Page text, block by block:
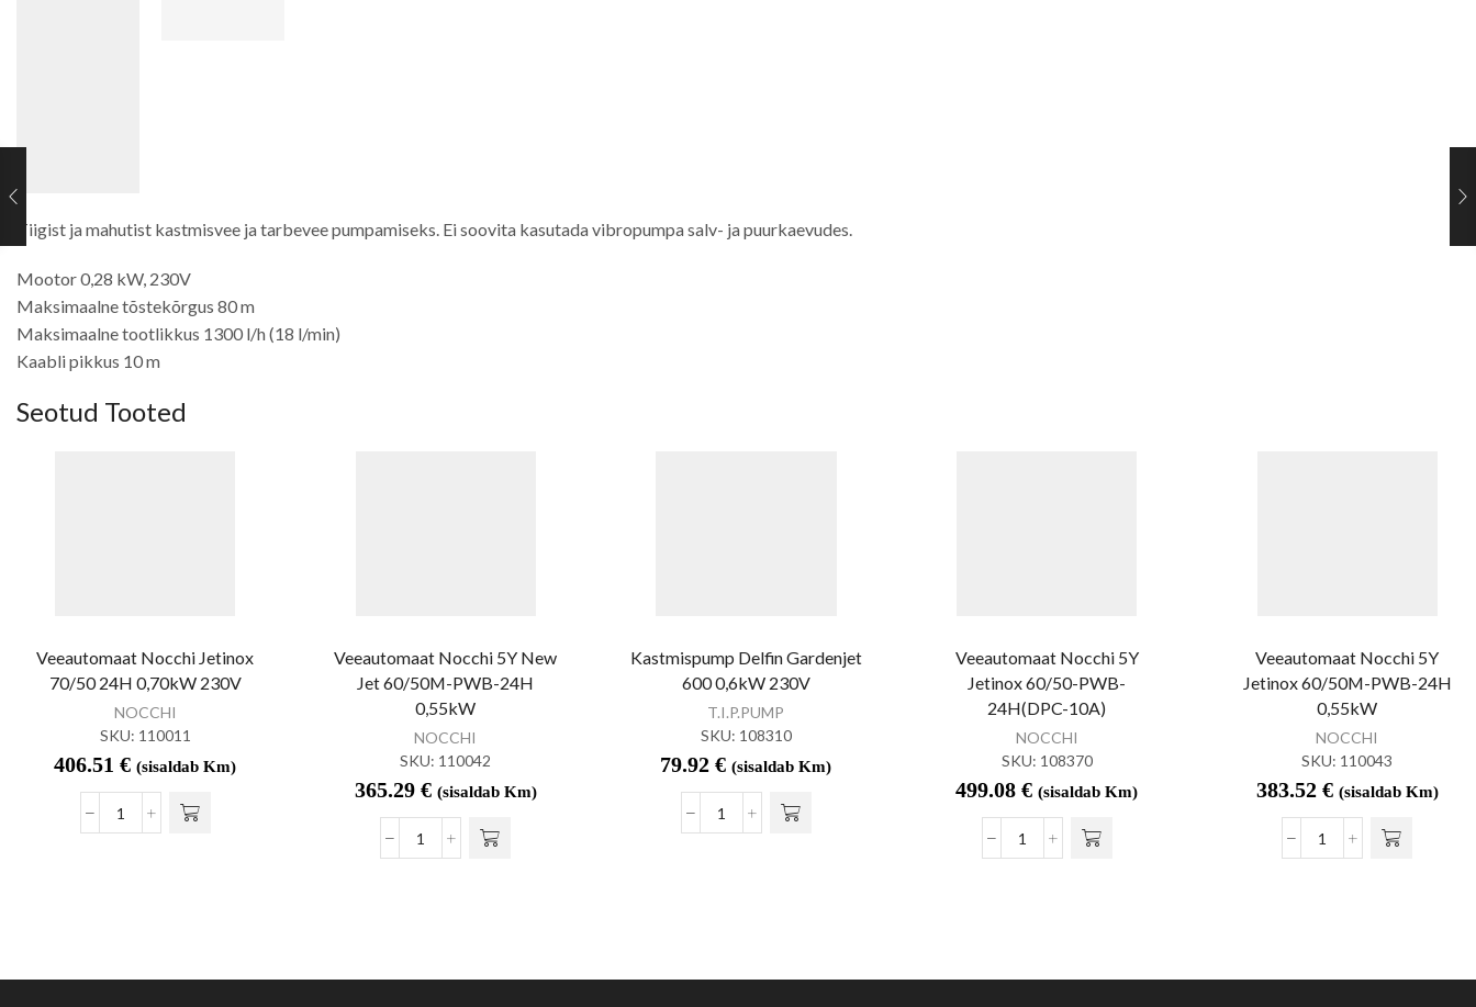
Tiigist ja mahutist kastmisvee ja tarbevee pumpamiseks. Ei soovita kasutada vibropumpa salv- ja puurkaevudes.
Mootor 0,28 kW, 230V
Maksimaalne tõstekõrgus 80 m
Maksimaalne tootlikkus 1300 l/h (18 l/min)
Kaabli pikkus 10 m
Seotud Tooted
Veeautomaat Nocchi Jetinox
70/50 24H 0,70kW 230V
NOCCHI
SKU: 110011
406.51€ (sisaldab Km)
Veeautomaat Nocchi 5Y New
Jet 60/50M-PWB-24H
0,55kW
NOCCHI
SKU: 110042
365.29 € (sisaldab Km)
Kastmispump Delfin Gardenjet
600 0,6kW 230V
T.I.P.PUMP
SKU: 108310
79.92€ (sisaldab Km)
Veeautomaat Nocchi 5Y
Jetinox 60/50-PWB-
24H(DPC-10A)
NOCCHI
SKU: 108370
499.08€ (sisaldab Km)
Veeautomaat Nocchi 5Y
Jetinox 60/50M-PWB-24H
0,55kW
NOCCHI
SKU: 110043
383.52 € (sisaldab Km)